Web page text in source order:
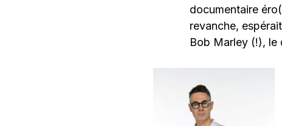
documentaire
revanche,
Bob Marley (!), le